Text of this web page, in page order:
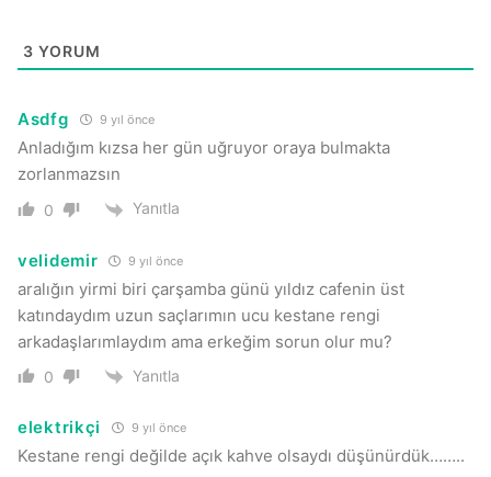
3 YORUM
Asdfg 9 yıl önce
Anladığım kızsa her gün uğruyor oraya bulmakta
zorlanmazsın
0 Yanıtla
velidemir 9 yıl önce
aralığın yirmi biri çarşamba günü yıldız cafenin üst
katındaydım uzun saçlarımın ucu kestane rengi
arkadaşlarımlaydım ama erkeğim sorun olur mu?
0 Yanıtla
elektrikçi 9 yıl önce
Kestane rengi değilde açık kahve olsaydı düşünürdük……..